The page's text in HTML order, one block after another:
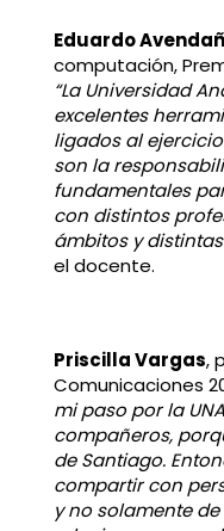
Eduardo
computación,
“La Universidad
excelentes
ligados al
son la
fundamentales
con distintos
ámbitos y
el docente.
Priscilla Vargas,
Comunicaciones
mi paso por la
compañeros,
de Santiago.
compartir con
y no solamente